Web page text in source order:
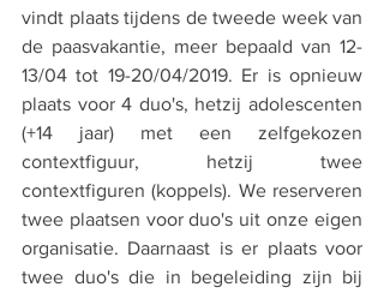
vindt plaats tijdens de tweede week van
de paasvakantie, meer bepaald van 12-
13/04 tot 19-20/04/2019. Er is opnieuw
plaats voor 4 duo's, hetzij adolescenten
(+14 jaar) met een zelfgekozen
contextfiguur, hetzij twee
contextfiguren (koppels). We reserveren
twee plaatsen voor duo's uit onze eigen
organisatie. Daarnaast is er plaats voor
twee duo's die in begeleiding zijn bij